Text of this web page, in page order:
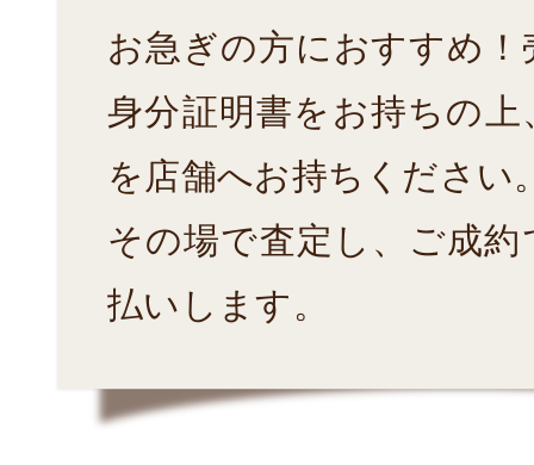
お急ぎの方におすすめ！
身分証明書をお持ちの
を店舗へお持ちください
その場で査定し、ご成
払いします。